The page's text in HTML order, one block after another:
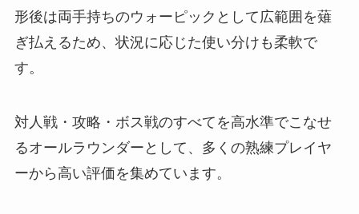
形後は両手持ちのウォーピックとして広範囲を薙
ぎ払えるため、状況に応じた使い分けも柔軟で
す。
対人戦・攻略・ボス戦のすべてを高水準でこなせ
るオールラウンダーとして、多くの熟練プレイヤ
ーから高い評価を集めています。